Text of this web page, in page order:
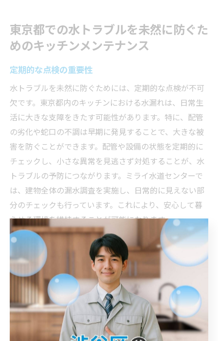
東京都での水トラブルを未然に防ぐた
めのキッチンメンテナンス
定期的な点検の重要性
水トラブルを未然に防ぐためには、定期的な点検が不可
欠です。東京都内のキッチンにおける水漏れは、日常生
活に大きな支障をきたす可能性があります。特に、配管
の劣化や蛇口の不調は早期に発見することで、大きな被
害を防ぐことができます。配管や設備の状態を定期的に
チェックし、小さな異常を見逃さず対処することが、水
トラブルの予防につながります。ミライ水道センターで
は、建物全体の漏水調査を実施し、日常的に見えない部
分のチェックも行っています。これにより、安心して暮
らせる環境を維持することが可能になります。
キッチン周りの水回り設備の確認方法
キッチン周りの水回り設備の確認は、水トラブルを防ぐ
ために非常に重要です。まず、蛇口の状態を確認し、水
滴の漏れや錆びがないかをチェックします。次に、シン
ク下の配管を見て、湿気やカビの兆候がないかを確認す
ることが大切です。また、定期的に排水口を清掃し、詰